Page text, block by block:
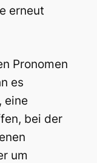
erneut
Pronomen
es
eine
bei der
um